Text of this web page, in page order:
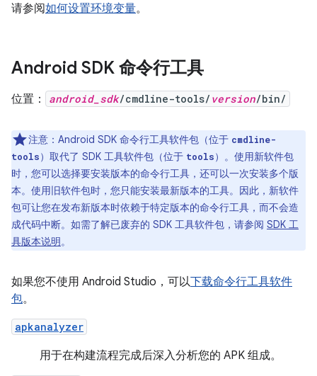
请参阅如何设置环境变量。
Android SDK 命令行工具
位置： android_sdk/cmdline-tools/ version/bin/
注意：Android SDK 命令行工具软件包（位于 cmdline-
tools）取代了 SDK 工具软件包（位于 tools）。使用新软件包
时，您可以选择要安装版本的命令行工具，还可以一次安装多个版
本。使用旧软件包时，您只能安装最新版本的工具。因此，新软件
包可让您在发布新版本时依赖于特定版本的命令行工具，而不会造
成代码中断。如需了解已废弃的 SDK 工具软件包，请参阅 SDK 工
具版本说明。
如果您不使用 Android Studio，可以下载命令行工具软件
包。
apkanalyzer
用于在构建流程完成后深入分析您的 APK 组成。